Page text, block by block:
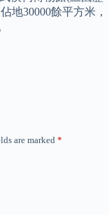
地30000餘平方米，
are marked *